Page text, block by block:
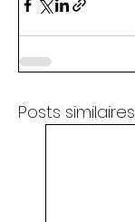
Posts similaires